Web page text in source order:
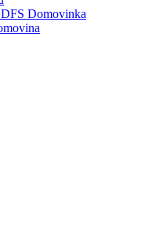
Domovinka